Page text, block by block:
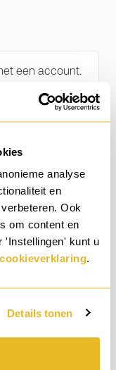
analyse
en
Ook
om content en
'Instellingen' kunt u
cookieverklaring.
Details tonen
een account.
35,86